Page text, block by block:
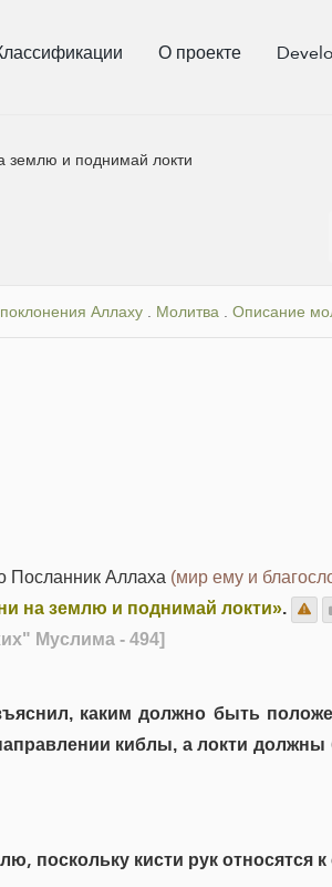
О проекте
землю и поднимай локти
Аллаху. Молитва . Описание
Посланник Аллаха (мир ему и
на землю и поднимай локти».
Муслима - 494]
каким должно быть
киблы, а локти
поскольку кисти рук